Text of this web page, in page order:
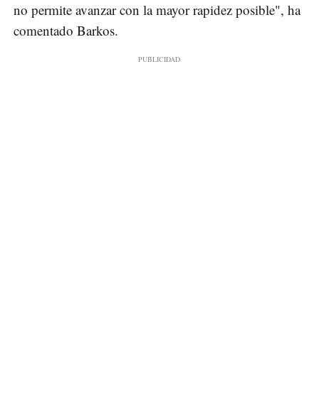
no permite avanzar con la mayor rapidez posible", ha
comentado Barkos.